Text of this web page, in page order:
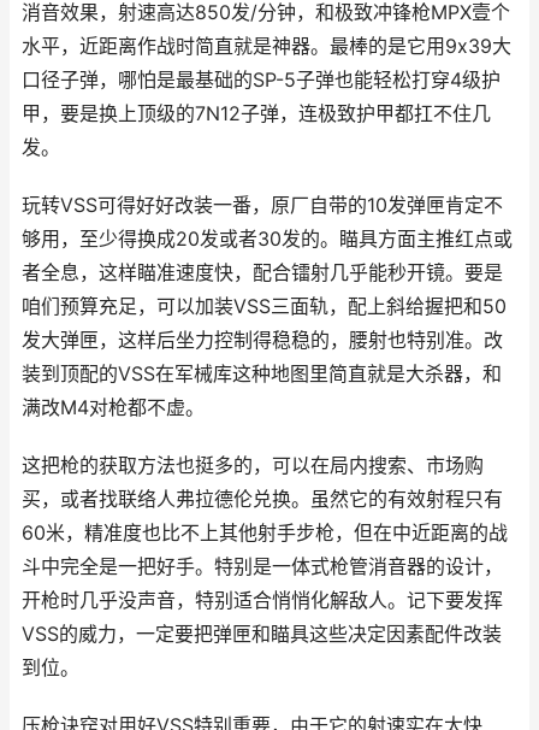
消音效果，射速高达850发/分钟，和极致冲锋枪MPX壹个
水平，近距离作战时简直就是神器。最棒的是它用9x39大
口径子弹，哪怕是最基础的SP-5子弹也能轻松打穿4级护
甲，要是换上顶级的7N12子弹，连极致护甲都扛不住几
发。
玩转VSS可得好好改装一番，原厂自带的10发弹匣肯定不
够用，至少得换成20发或者30发的。瞄具方面主推红点或
者全息，这样瞄准速度快，配合镭射几乎能秒开镜。要是
咱们预算充足，可以加装VSS三面轨，配上斜给握把和50
发大弹匣，这样后坐力控制得稳稳的，腰射也特别准。改
装到顶配的VSS在军械库这种地图里简直就是大杀器，和
满改M4对枪都不虚。
这把枪的获取方法也挺多的，可以在局内搜索、市场购
买，或者找联络人弗拉德伦兑换。虽然它的有效射程只有
60米，精准度也比不上其他射手步枪，但在中近距离的战
斗中完全是一把好手。特别是一体式枪管消音器的设计，
开枪时几乎没声音，特别适合悄悄化解敌人。记下要发挥
VSS的威力，一定要把弹匣和瞄具这些决定因素配件改装
到位。